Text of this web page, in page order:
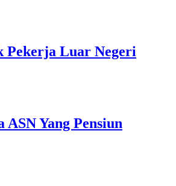
Pekerja Luar Negeri
Yang Pensiun